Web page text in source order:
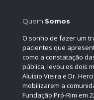
Quem Somos
O sonho de fazer um
pacientes que
como a constatação
pública, levou os dois
Aluísio Vieira e Dr.
mobilizarem a
Fundação Pró-Rim em